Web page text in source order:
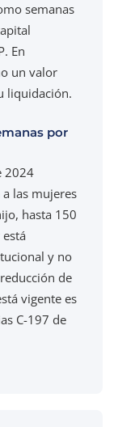
semanas
En
un valor
liquidación.
por
2024
las mujeres
hasta 150
y no
de
vigente es
C-197 de